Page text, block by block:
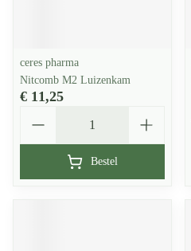
ceres pharma
Nitcomb M2 Luizenkam
€ 11,25
Bestel